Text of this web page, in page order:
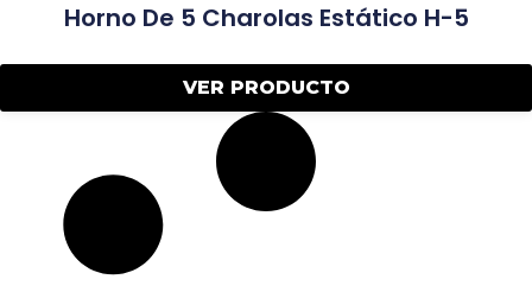
Horno De 5 Charolas Estático H-5
VER PRODUCTO